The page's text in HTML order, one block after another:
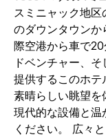
スミニャック地
のダウンタウンか
際空港から車で
ドベンチャー、
提供するこのホ
素晴らしい眺望を
現代的な設備と
ください。
広々